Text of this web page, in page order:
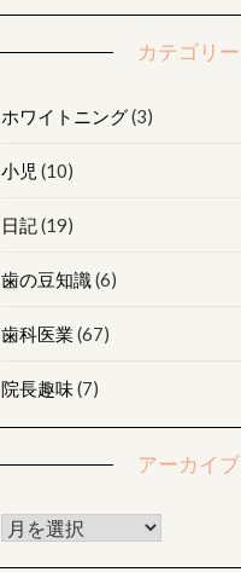
カテゴリー
ホワイトニング(3)
小児 (10)
日記 (19)
歯の豆知識 (6)
歯科医業 (67)
院長趣味(7)
アーカイブ
アーカイブ